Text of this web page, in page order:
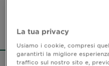
Home Fructis Color Resist
La tua privacy
Usiamo i cookie, compresi
garantirti la migliore
traffico sul nostro sito e,